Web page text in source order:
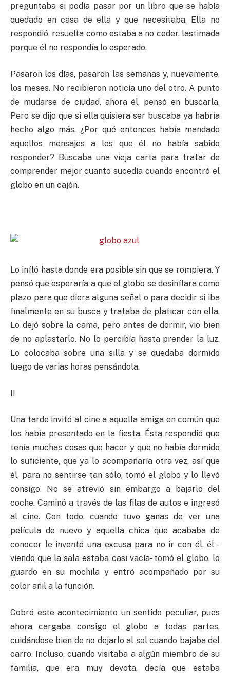
preguntaba si podía pasar por un libro que se había
quedado en casa de ella y que necesitaba. Ella no
respondió, resuelta como estaba a no ceder, lastimada
porque él no respondía lo esperado.
Pasaron los días, pasaron las semanas y, nuevamente,
los meses. No recibieron noticia uno del otro. A punto
de mudarse de ciudad, ahora él, pensó en buscarla.
Pero se dijo que si ella quisiera ser buscaba ya habría
hecho algo más. ¿Por qué entonces había mandado
aquellos mensajes a los que él no había sabido
responder? Buscaba una vieja carta para tratar de
comprender mejor cuanto sucedía cuando encontró el
globo en un cajón.
Lo infló hasta donde era posible sin que se rompiera. Y
pensó que esperaría a que el globo se desinflara como
plazo para que diera alguna señal o para decidir si iba
finalmente en su busca y trataba de platicar con ella.
Lo dejó sobre la cama, pero antes de dormir, vio bien
de no aplastarlo. No lo percibía hasta prender la luz.
Lo colocaba sobre una silla y se quedaba dormido
luego de varias horas pensándola.
II
Una tarde invitó al cine a aquella amiga en común que
los había presentado en la fiesta. Ésta respondió que
tenía muchas cosas que hacer y que no había dormido
lo suficiente, que ya lo acompañaría otra vez, así que
él, para no sentirse tan sólo, tomó el globo y lo llevó
consigo. No se atrevió sin embargo a bajarlo del
coche. Caminó a través de las filas de autos e ingresó
al cine. Con todo, cuando tuvo ganas de ver una
película de nuevo y aquella chica que acababa de
conocer le inventó una excusa para no ir con él, él -
viendo que la sala estaba casi vacía- tomó el globo, lo
guardo en su mochila y entró acompañado por su
color añil a la función.
Cobró este acontecimiento un sentido peculiar, pues
ahora cargaba consigo el globo a todas partes,
cuidándose bien de no dejarlo al sol cuando bajaba del
carro. Incluso, cuando visitaba a algún miembro de su
familia, que era muy devota, decía que estaba